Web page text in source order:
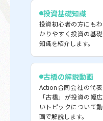
投資基礎知識
投資初心者の方にもわ
かりやすく投資の基礎
知識を紹介します。
古橋の解説動画
Action合同会社の代表
「古橋」が投資の幅広
いトピックについて動
画で解説します。